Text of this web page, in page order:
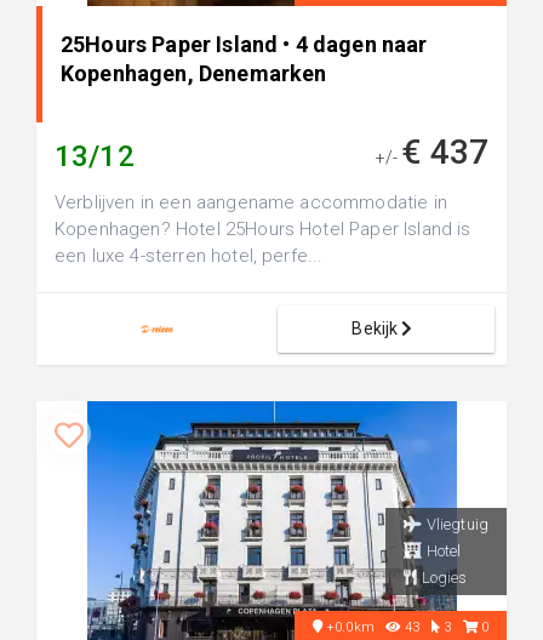
25Hours Paper Island • 4 dagen naar
Kopenhagen, Denemarken
13/12 +/- € 437
Verblijven in een aangename accommodatie in
Kopenhagen? Hotel 25Hours Hotel Paper Island is
een luxe 4-sterren hotel, perfe...
Bekijk
Vliegtuig
Hotel
Logies
+0.0km 43 3 0